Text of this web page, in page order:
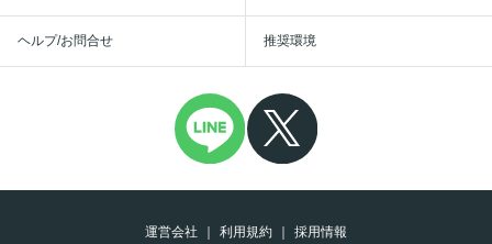
ヘルプ/お問合せ 推奨環境
運営会社 利用規約 採用情報